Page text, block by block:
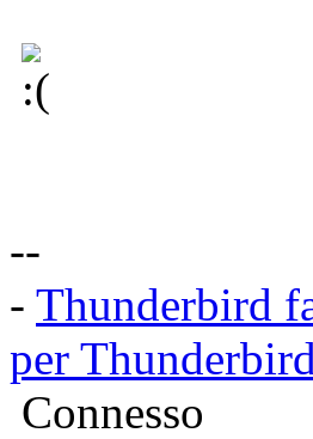
--
- Thunderbird
per Thunderbird
Connesso